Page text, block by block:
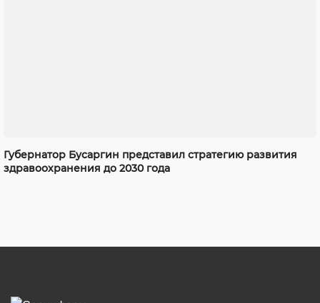
Губернатор Бусаргин представил стратегию развития
здравоохранения до 2030 года